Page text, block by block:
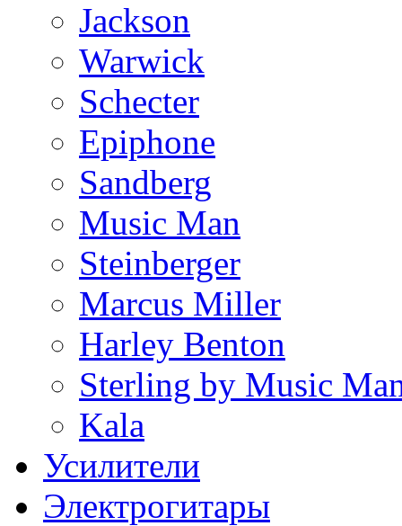
Jackson
Warwick
Schecter
Epiphone
Sandberg
Music Man
Steinberger
Marcus Miller
Harley Benton
Sterling by Music
Kala
Усилители
Электрогитары